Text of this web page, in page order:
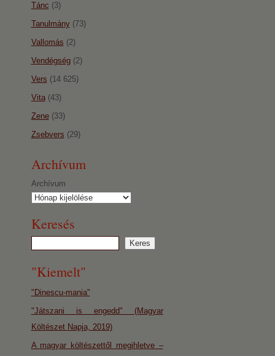
Tánc (3)
Tanulmány(73)
Vallomás (2)
Vendégség(2)
Vers (14 625)
Vita(43)
Zene(33)
Zsebvers (29)
Archívum
Archívum
Keresés
"Kiemelt"
"Dinescu-mania"
"Játszani is engedd" (Magyar
Költészet Napja, 2019)
A magyar költészettől megihletve –